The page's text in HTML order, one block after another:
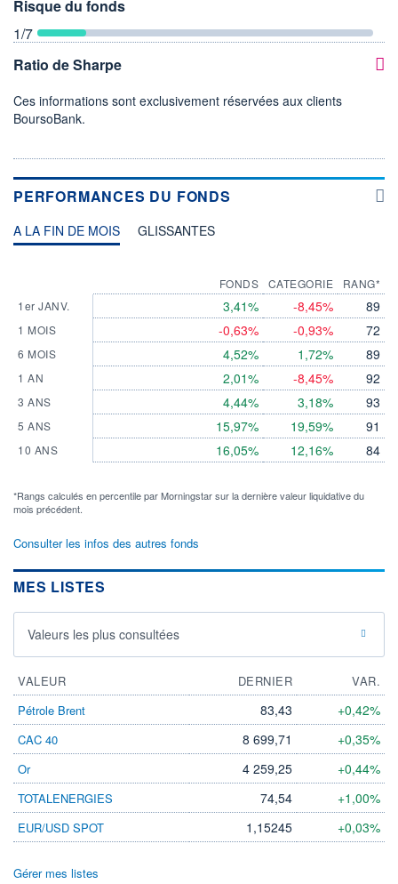
Risque du fonds
1/7
Ratio de Sharpe
Ces informations sont exclusivement réservées aux clients
BoursoBank.
PERFORMANCES DU FONDS
A LA FIN DE MOIS GLISSANTES
1er JANV.
1 MOIS
6 MOIS
1 AN
3 ANS
5 ANS
10 ANS
FONDS
3,41%
-0,63%
4,52%
2,01%
4,44%
15,97%
16,05%
CATEGORIE
-8,45%
-0,93%
1,72%
-8,45%
3,18%
19,59%
12,16%
RANG*
89
72
89
92
93
91
84
*Rangs calculés en percentile par Morningstar sur la dernière valeur liquidative du
mois précédent.
Consulter les infos des autres fonds
MES LISTES
Valeurs les plus consultées
VALEUR DERNIER
VAR.
Pétrole Brent
83,43 +0,42%
CAC 40 8 699,71 +0,35%
Or 4 259,25 +0,44%
TOTALENERGIES 74,54 +1,00%
EUR/USD SPOT 1,15245 +0,03%
Gérer mes listes